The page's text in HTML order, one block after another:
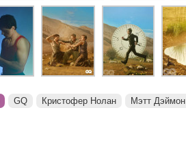
GQ Кристофер Нолан Мэтт Дэймон